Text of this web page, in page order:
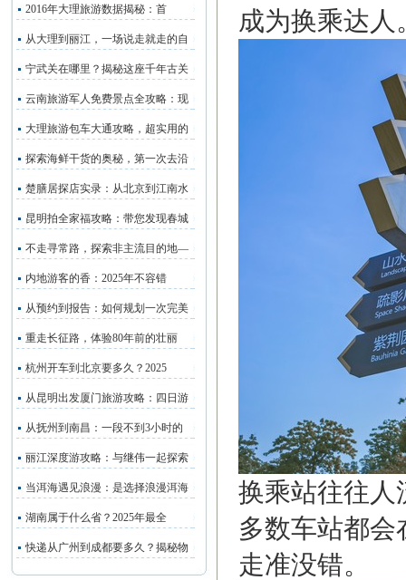
2016年大理旅游数据揭秘：首
从大理到丽江，一场说走就走的自
宁武关在哪里？揭秘这座千年古关
云南旅游军人免费景点全攻略：现
大理旅游包车大通攻略，超实用的
探索海鲜干货的奥秘，第一次去沿
楚膳居探店实录：从北京到江南水
昆明拍全家福攻略：带您发现春城
不走寻常路，探索非主流目的地—
内地游客的香：2025年不容错
从预约到报告：如何规划一次完美
重走长征路，体验80年前的壮丽
杭州开车到北京要多久？2025
从昆明出发厦门旅游攻略：四日游
从抚州到南昌：一段不到3小时的
丽江深度游攻略：与继伟一起探索
当洱海遇见浪漫：是选择浪漫洱海
湖南属于什么省？2025年最全
快递从广州到成都要多久？揭秘物
成为换乘达人
换乘站往往人
多数车站都
走准没错。